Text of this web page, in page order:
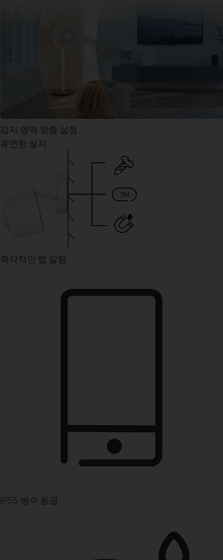
감지 영역 맞춤 설정
유연한 설치
즉각적인 앱 알림
IP55 방수 등급